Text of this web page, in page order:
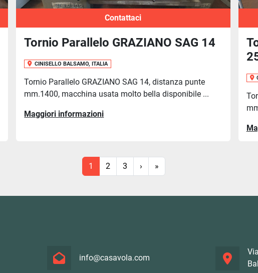
Contattaci
Tornio Parallelo GRAZIANO SAG 14
CINISELLO BALSAMO, ITALIA
Tornio Parallelo GRAZIANO SAG 14, distanza punte
mm.1400, macchina usata molto bella disponibile ...
Maggiori informazioni
1 2 3 › »
info@casavola.com